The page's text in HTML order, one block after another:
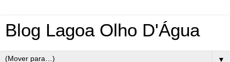
Blog Lagoa Olho D'Água
▼